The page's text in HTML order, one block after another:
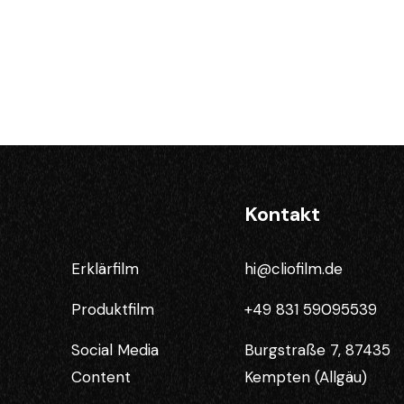
Erklärfilm
Produktfilm
Social Media
Content
Kontakt
hi@cliofilm.de
+49 831 59095539
Burgstraße 7, 87435
Kempten (Allgäu)